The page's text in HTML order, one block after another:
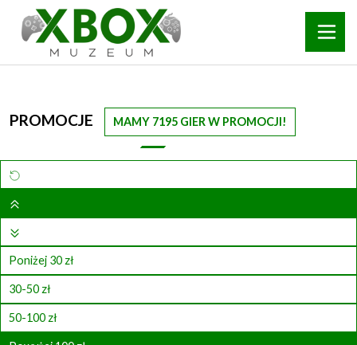
PROMOCJE MAMY 7195 GIER W PROMOCJI!
Poniżej 30 zł
30-50 zł
50-100 zł